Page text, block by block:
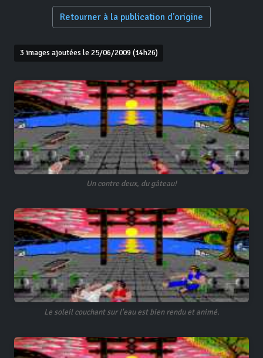
Retourner à la publication d'origine
3 images ajoutées le 25/06/2009 (14h26)
Un contre deux, du gâteau!
Le soleil couchant sur l'eau est bien rendu et animé.